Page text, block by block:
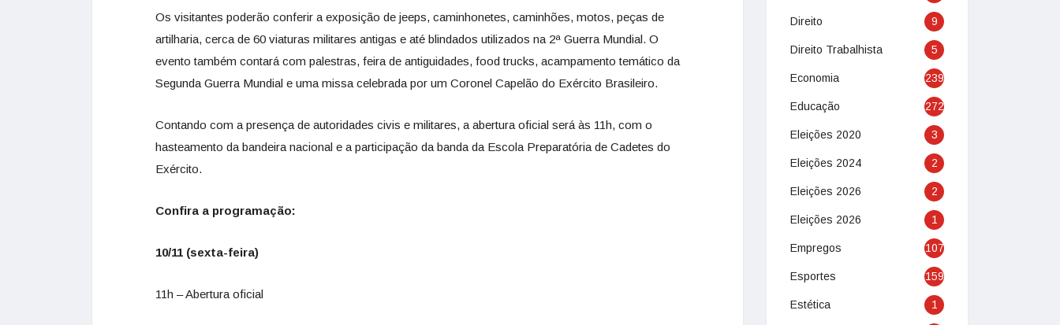
Os visitantes poderão conferir a exposição de jeeps, caminhonetes, caminhões, motos, peças de
artilharia, cerca de 60 viaturas militares antigas e até blindados utilizados na 2ª Guerra Mundial. O
evento também contará com palestras, feira de antiguidades, food trucks, acampamento temático da
Segunda Guerra Mundial e uma missa celebrada por um Coronel Capelão do Exército Brasileiro.
Contando com a presença de autoridades civis e militares, a abertura oficial será às 11h, com o
hasteamento da bandeira nacional e a participação da banda da Escola Preparatória de Cadetes do
Exército.
Confira a programação:
10/11 (sexta-feira)
11h – Abertura oficial
Direito 9
Direito Trabalhista 5
Economia 239
Educação 272
Eleições 2020 3
Eleições 2024 2
Eleições 2026 2
Eleições 2026 1
Empregos 107
Esportes 159
Estética 1